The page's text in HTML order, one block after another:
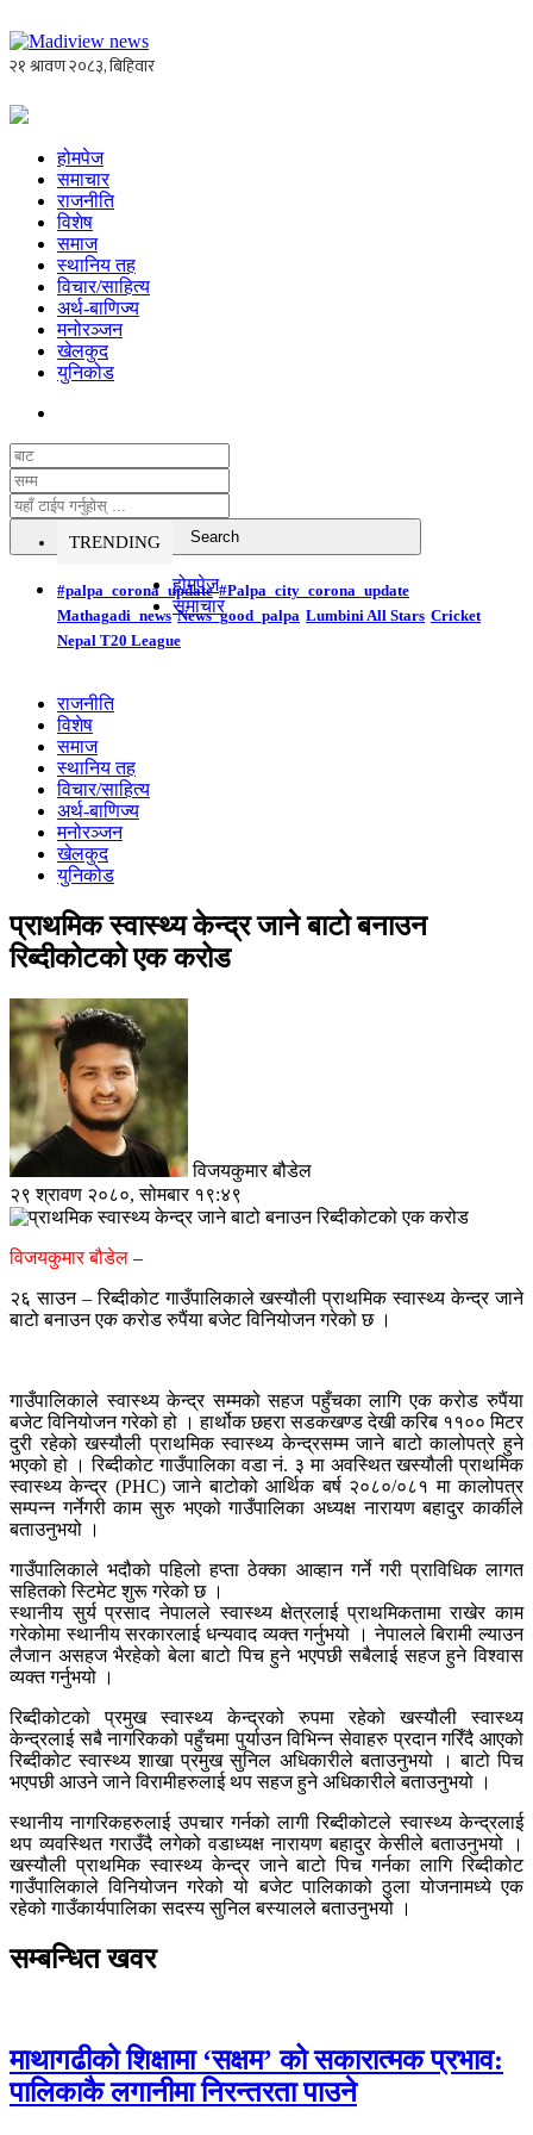
होमपेज
समाचार
राजनीति
विशेष
समाज
स्थानिय तह
विचार/साहित्य
अर्थ-बाणिज्य
मनोरञ्जन
खेलकुद
युनिकोड
TRENDING
#palpa_corona_update #Palpa_city_corona_update
Mathagadi_news News_good_palpa Lumbini All Stars Cricket
Nepal T20 League
होमपेज
समाचार
राजनीति
विशेष
समाज
स्थानिय तह
विचार/साहित्य
अर्थ-बाणिज्य
मनोरञ्जन
खेलकुद
युनिकोड
प्राथमिक स्वास्थ्य केन्द्र जाने बाटो बनाउन
रिब्दीकोटको एक करोड
विजयकुमार बौडेल
२९ श्रावण २०८०, सोमबार १९:४९
विजयकुमार बौडेल –
२६ साउन – रिब्दीकोट गाउँपालिकाले खस्यौली प्राथमिक स्वास्थ्य केन्द्र जाने
बाटो बनाउन एक करोड रुपैंया बजेट विनियोजन गरेको छ ।
गाउँपालिकाले स्वास्थ्य केन्द्र सम्मको सहज पहुँचका लागि एक करोड रुपैंया
बजेट विनियोजन गरेको हो । हार्थोक छहरा सडकखण्ड देखी करिब ११०० मिटर
दुरी रहेको खस्यौली प्राथमिक स्वास्थ्य केन्द्रसम्म जाने बाटो कालोपत्रे हुने
भएको हो । रिब्दीकोट गाउँपालिका वडा नं. ३ मा अवस्थित खस्यौली प्राथमिक
स्वास्थ्य केन्द्र (PHC) जाने बाटोको आर्थिक बर्ष २०८०/०८१ मा कालोपत्र
सम्पन्न गर्नेगरी काम सुरु भएको गाउँपालिका अध्यक्ष नारायण बहादुर कार्कीले
बताउनुभयो ।
गाउँपालिकाले भदौको पहिलो हप्ता ठेक्का आव्हान गर्ने गरी प्राविधिक लागत
सहितको स्टिमेट शुरू गरेको छ ।
स्थानीय सुर्य प्रसाद नेपालले स्वास्थ्य क्षेत्रलाई प्राथमिकतामा राखेर काम
गरेकोमा स्थानीय सरकारलाई धन्यवाद व्यक्त गर्नुभयो । नेपालले बिरामी ल्याउन
लैजान असहज भैरहेको बेला बाटो पिच हुने भएपछी सबैलाई सहज हुने विश्वास
व्यक्त गर्नुभयो ।
रिब्दीकोटको प्रमुख स्वास्थ्य केन्द्रको रुपमा रहेको खस्यौली स्वास्थ्य
केन्द्रलाई सबै नागरिकको पहुँचमा पुर्याउन विभिन्न सेवाहरु प्रदान गरिँदै आएको
रिब्दीकोट स्वास्थ्य शाखा प्रमुख सुनिल अधिकारीले बताउनुभयो । बाटो पिच
भएपछी आउने जाने विरामीहरुलाई थप सहज हुने अधिकारीले बताउनुभयो ।
स्थानीय नागरिकहरुलाई उपचार गर्नको लागी रिब्दीकोटले स्वास्थ्य केन्द्रलाई
थप व्यवस्थित गराउँदै लगेको वडाध्यक्ष नारायण बहादुर केसीले बताउनुभयो ।
खस्यौली प्राथमिक स्वास्थ्य केन्द्र जाने बाटो पिच गर्नका लागि रिब्दीकोट
गाउँपालिकाले विनियोजन गरेको यो बजेट पालिकाको ठुला योजनामध्ये एक
रहेको गाउँकार्यपालिका सदस्य सुनिल बस्यालले बताउनुभयो ।
सम्बन्धित खवर
माथागढीको शिक्षामा ‘सक्षम’ को सकारात्मक प्रभाव:
पालिकाकै लगानीमा निरन्तरता पाउने